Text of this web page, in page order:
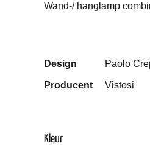
Wand-/ hanglamp
Design Paolo
Producent Vistosi
Kleur